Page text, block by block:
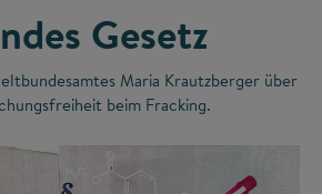
Gesetz
Maria Krautzberger über
beim Fracking.